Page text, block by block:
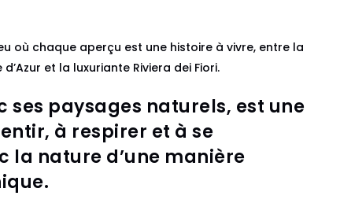
où chaque aperçu est une histoire à vivre, entre la
et la luxuriante Riviera dei Fiori.
ses paysages naturels, est une
à respirer et à se
la nature d’une manière